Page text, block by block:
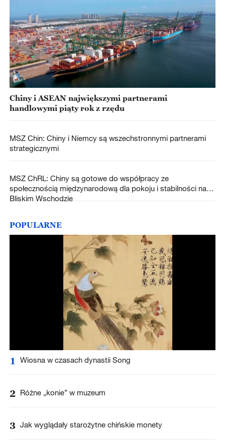
Chiny i ASEAN największymi partnerami
handlowymi piąty rok z rzędu
MSZ Chin: Chiny i Niemcy są wszechstronnymi partnerami
strategicznymi
MSZ ChRL: Chiny są gotowe do współpracy ze
społecznością międzynarodową dla pokoju i stabilności na
Bliskim Wschodzie
POPULARNE
1 Wiosna w czasach dynastii Song
2 Różne „konie” w muzeum
3 Jak wyglądały starożytne chińskie monety